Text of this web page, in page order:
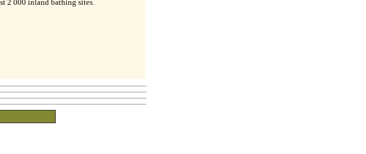
2 000 inland bathing sites.